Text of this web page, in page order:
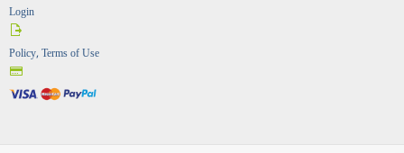
Login
Policy, Terms of Use